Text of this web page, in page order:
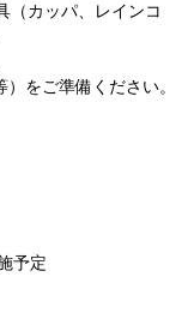
（カッパ、レインコ
をご準備ください。
予定